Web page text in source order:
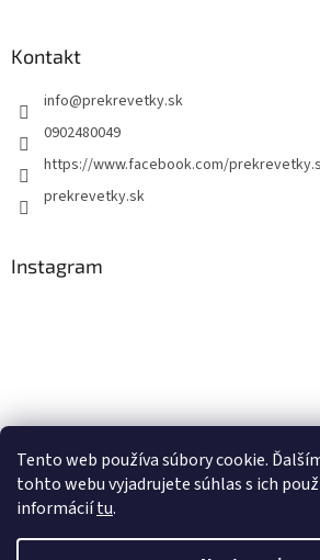
Tento web používa súbory cookie.
tohto webu vyjadrujete súhlas s ich
informáciítu.
Kontakt
info@prekrevetky.sk
0902480049
https://www.facebook.com/
prekrevetky.sk
Instagram
Sledovať na Instagrame